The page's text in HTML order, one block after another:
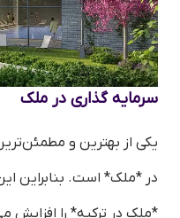
سرمایه گذاری در ملک
یکی از بهترین و
در *ملک* است. بنابراین
*ملک در ترکیه* را